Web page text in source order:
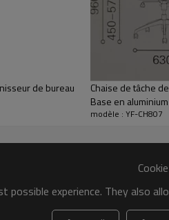
YF-
W60 *
1
12
30% T/T, et le solde
de bureau
Chaise de tâche
Base en aluminium
modèle : YF-CH807
possible experience. They also